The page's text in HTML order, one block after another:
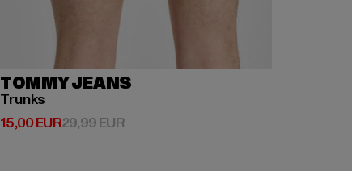
TOMMY JEANS
Trunks
15,00 EUR
Derzeitiger Preis: 15,00 EUR
29,99 EURAktionspreis: 29,99 EUR